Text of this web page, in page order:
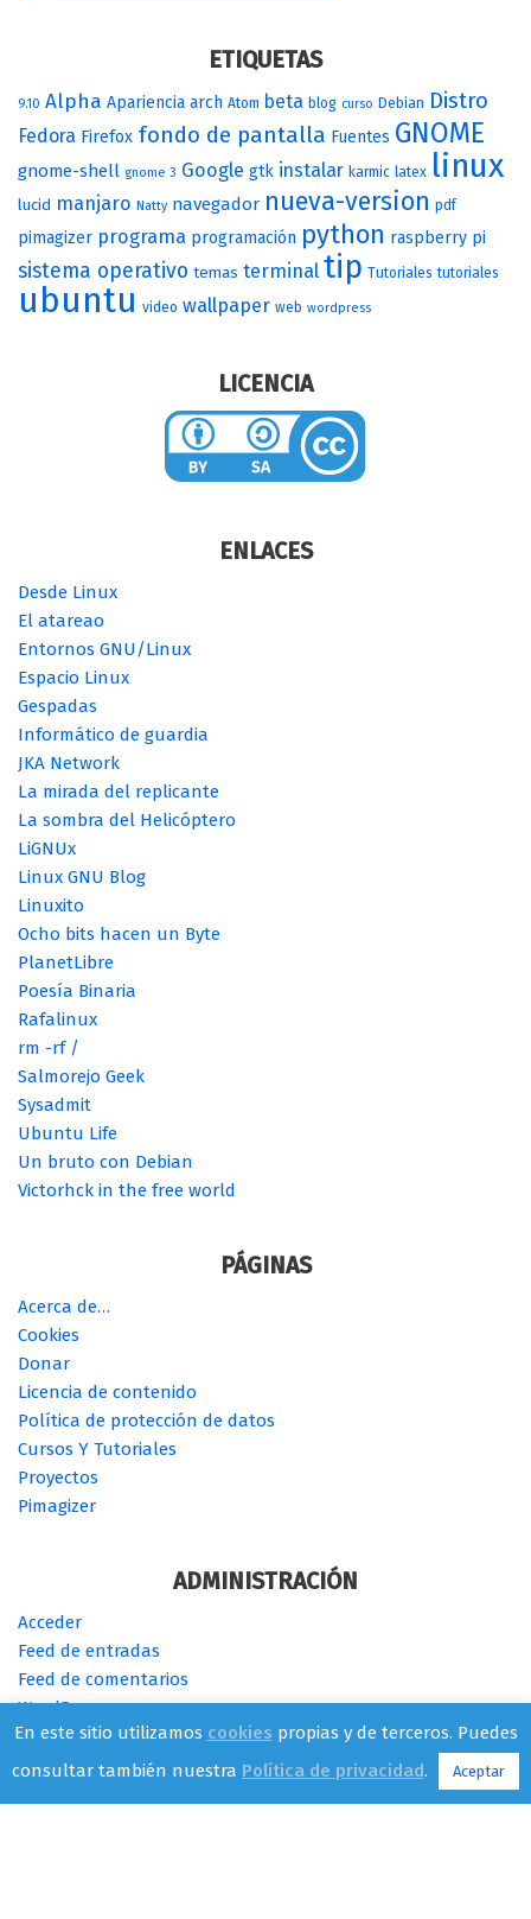
ETIQUETAS
9.10 Alpha Apariencia arch Atom beta blog curso Debian Distro
Fedora Firefox fondo de pantalla Fuentes GNOME
gnome-shell gnome 3 Google gtk instalar karmic latex linux
lucid manjaro Natty navegador nueva-version pdf
pimagizer programa programación python raspberry pi
sistema operativo temas terminal tip Tutoriales tutoriales
ubuntu video wallpaper web wordpress
LICENCIA
ENLACES
Desde Linux
El atareao
Entornos GNU/Linux
Espacio Linux
Gespadas
Informático de guardia
JKA Network
La mirada del replicante
La sombra del Helicóptero
LiGNUx
Linux GNU Blog
Linuxito
Ocho bits hacen un Byte
PlanetLibre
Poesía Binaria
Rafalinux
rm -rf /
Salmorejo Geek
Sysadmit
Ubuntu Life
Un bruto con Debian
Victorhck in the free world
PÁGINAS
Acerca de…
Cookies
Donar
Licencia de contenido
Política de protección de datos
Cursos Y Tutoriales
Proyectos
Pimagizer
ADMINISTRACIÓN
Acceder
Feed de entradas
Feed de comentarios
WordPress.org
En este sitio utilizamos cookies propias y de terceros. Puedes
consultar también nuestra Política de privacidad. Aceptar